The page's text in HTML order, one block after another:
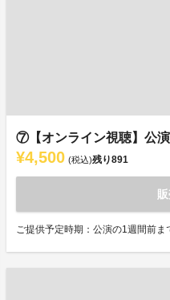
⑦【オンライン視聴】公
¥4,500 (税込)残り891
ご提供予定時期：公演の1週間前ま